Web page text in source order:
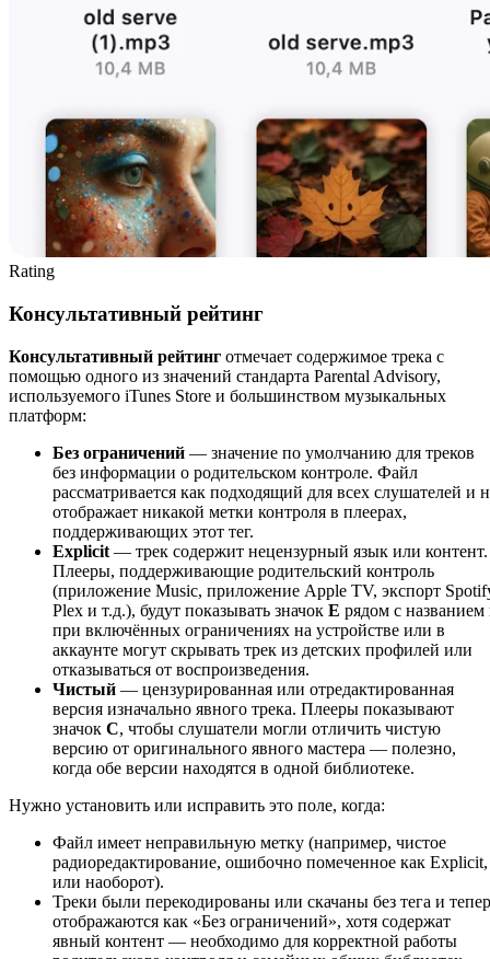
Rating
Консультативный рейтинг
Консультативный рейтинг отмечает содержимое трека с
помощью одного из значений стандарта Parental Advisory,
используемого iTunes Store и большинством музыкальных
платформ:
Без ограничений — значение по умолчанию для треков
без информации о родительском контроле. Файл
рассматривается как подходящий для всех слушателей и
отображает никакой метки контроля в плеерах,
поддерживающих этот тег.
Explicit — трек содержит нецензурный язык или контент.
Плееры, поддерживающие родительский контроль
(приложение Music, приложение Apple TV, экспорт
Plex и т.д.), будут показывать значок E рядом с названием
при включённых ограничениях на устройстве или в
аккаунте могут скрывать трек из детских профилей или
отказываться от воспроизведения.
Чистый — цензурированная или отредактированная
версия изначально явного трека. Плееры показывают
значок C, чтобы слушатели могли отличить чистую
версию от оригинального явного мастера — полезно,
когда обе версии находятся в одной библиотеке.
Нужно установить или исправить это поле, когда:
Файл имеет неправильную метку (например, чистое
радиоредактирование, ошибочно помеченное как Explicit,
или наоборот).
Треки были перекодированы или скачаны без тега и
отображаются как «Без ограничений», хотя содержат
явный контент — необходимо для корректной работы